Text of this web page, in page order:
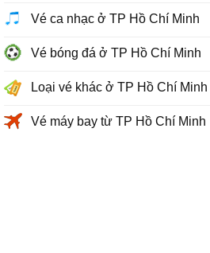
Vé ca nhạc ở TP Hồ Chí Minh
Vé bóng đá ở TP Hồ Chí Minh
Loại vé khác ở TP Hồ Chí Minh
Vé máy bay từ TP Hồ Chí Minh